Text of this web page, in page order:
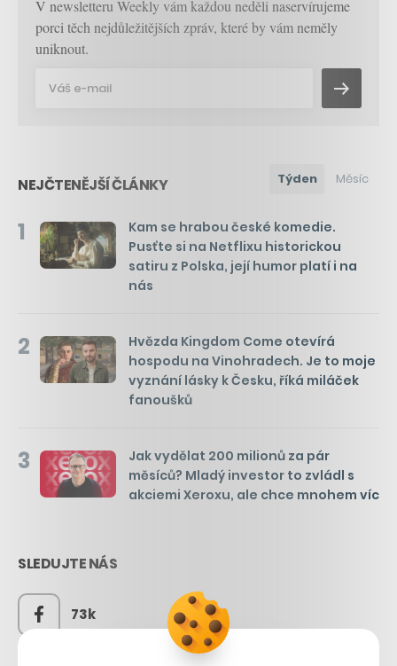
V newsletteru Weekly vám každou neděli naservírujeme
porci těch nejdůležitějších zpráv, které by vám neměly
uniknout.
NEJČTENĚJŠÍ ČLÁNKY Týden Měsíc
1
Kam se hrabou české komedie.
Pusťte si na Netflixu historickou
satiru z Polska, její humor platí i na
nás
2
Hvězda Kingdom Come otevírá
hospodu na Vinohradech. Je to moje
vyznání lásky k Česku, říká miláček
fanoušků
3
Jak vydělat 200 milionů za pár
měsíců? Mladý investor to zvládl s
akciemi Xeroxu, ale chce mnohem víc
SLEDUJTE NÁS
73k